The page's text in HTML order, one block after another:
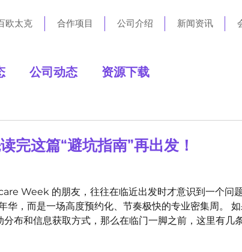
欧太克 合作项目 公司介绍 新闻资讯
公司动态 资源下载
完这篇“避坑指南”再出发！
Week 的朋友，往往在临近出发时才意识到一个问
华，而是一场高度预约化、节奏极快的专业密集周。
布和信息获取方式，那么在临门一脚之前，这里有几